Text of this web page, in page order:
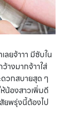
ลยจ้าาา มีซับใน
างมากจ้าาใส่
วกสบายสุด ๆ
น้องสาวเพิ่มดี
ยพรุ่งนี้ต้องไป